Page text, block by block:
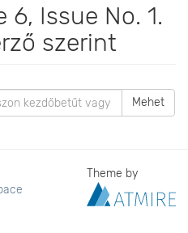
6, Issue No. 1.
szerint
Mehet
Theme by